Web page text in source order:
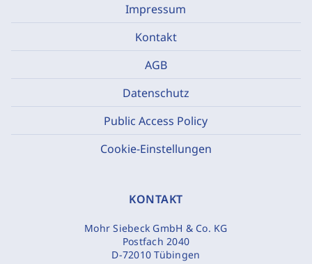
Impressum
Kontakt
AGB
Datenschutz
Public Access Policy
Cookie-Einstellungen
KONTAKT
Mohr Siebeck GmbH & Co. KG
Postfach 2040
D-72010 Tübingen